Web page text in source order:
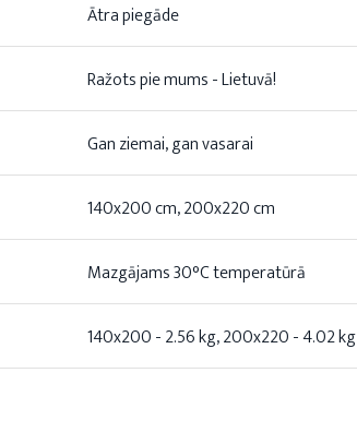
Ātra piegāde
Ražots pie mums - Lietuvā!
Gan ziemai, gan vasarai
140x200 cm, 200x220 cm
Mazgājams 30°C temperatūrā
140x200 - 2.56 kg, 200x220 - 4.02 kg